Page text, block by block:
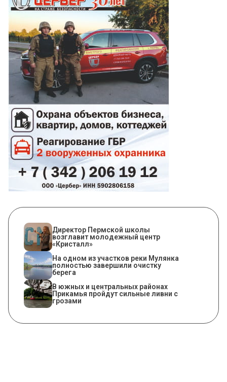
​Директор Пермской школы
возглавит молодежный центр
«Кристалл»
На одном из участков реки Мулянка
полностью завершили очистку
берега
В южных и центральных районах
Прикамья пройдут сильные ливни с
грозами